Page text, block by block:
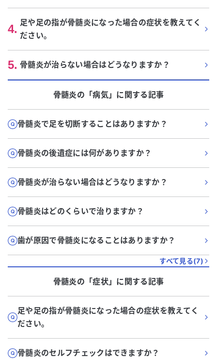
4. 足や足の指が骨髄炎になった場合の症状を教えてく
ださい。
5. 骨髄炎が治らない場合はどうなりますか？
骨髄炎の「病気」に関する記事
骨髄炎で足を切断することはありますか？
骨髄炎の後遺症には何がありますか？
骨髄炎が治らない場合はどうなりますか？
骨髄炎はどのくらいで治りますか？
歯が原因で骨髄炎になることはありますか？
すべて見る(7)
骨髄炎の「症状」に関する記事
足や足の指が骨髄炎になった場合の症状を教えてく
ださい。
骨髄炎のセルフチェックはできますか？